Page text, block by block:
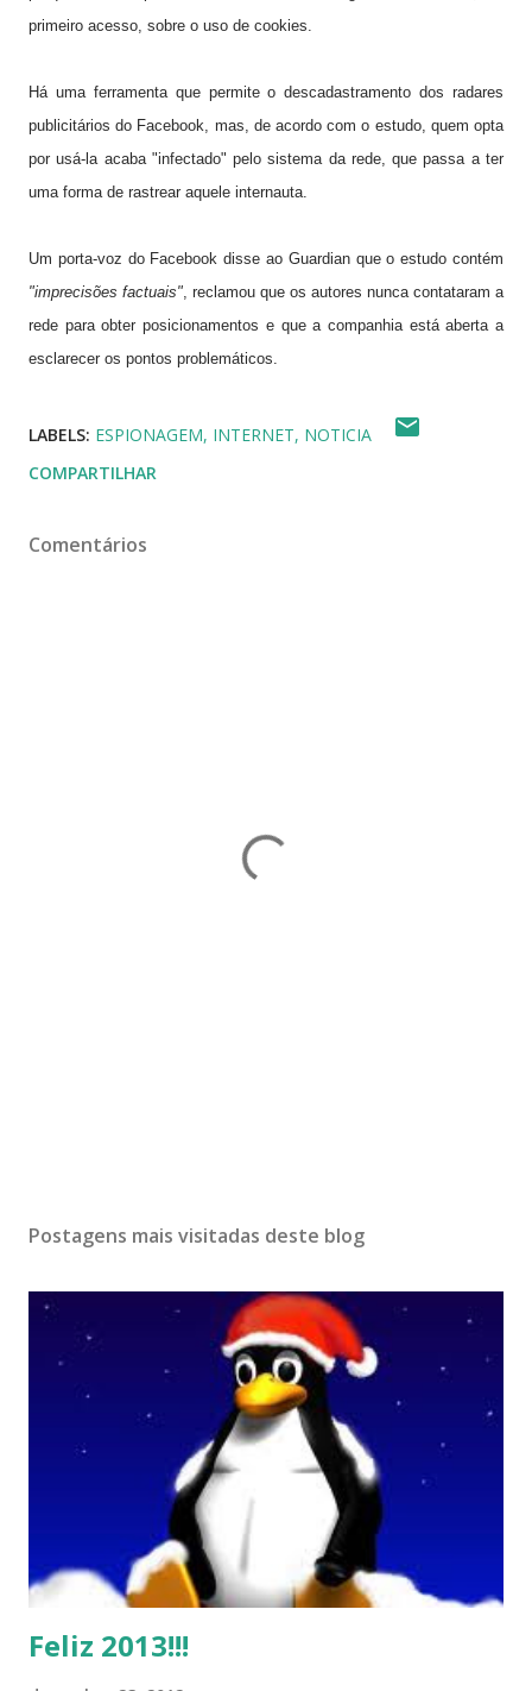
primeiro acesso, sobre o uso de cookies.
Há uma ferramenta que permite o descadastramento dos radares
publicitários do Facebook, mas, de acordo com o estudo, quem opta
por usá-la acaba "infectado" pelo sistema da rede, que passa a ter
uma forma de rastrear aquele internauta.
Um porta-voz do Facebook disse ao Guardian que o estudo contém
"imprecisões factuais" , reclamou que os autores nunca contataram a
rede para obter posicionamentos e que a companhia está aberta a
esclarecer os pontos problemáticos.
LABELS: ESPIONAGEM INTERNET NOTICIA
COMPARTILHAR
Comentários
Postagens mais visitadas deste blog
Feliz 2013!!!